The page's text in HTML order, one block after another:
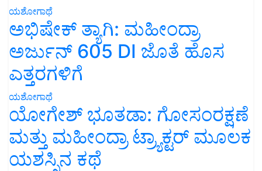
ಯಶೋಗಾಥೆ
ಅಭಿಷೇಕ್ ತ್ಯಾಗಿ: ಮಹೀಂದ್ರಾ
ಅರ್ಜುನ್ 605 DI ಜೊತೆ ಹೊಸ
ಎತ್ತರಗಳಿಗೆ
ಯಶೋಗಾಥೆ
ಯೋಗೇಶ್ ಭೂತಡಾ: ಗೋಸಂರಕ್ಷಣೆ
ಮತ್ತು ಮಹೀಂದ್ರಾ ಟ್ರ್ಯಾಕ್ಟರ್ ಮೂಲಕ
ಯಶಸ್ಸಿನ ಕಥೆ